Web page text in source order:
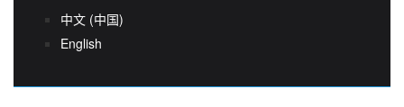
中文 (中国)
English